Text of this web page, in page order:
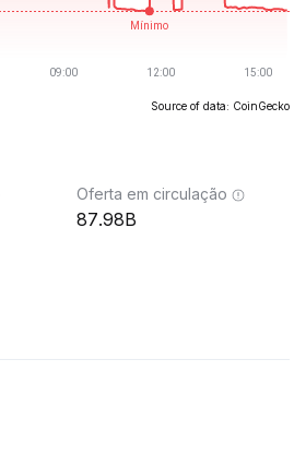
Source of data: CoinGecko
Oferta em circulação
87.98B